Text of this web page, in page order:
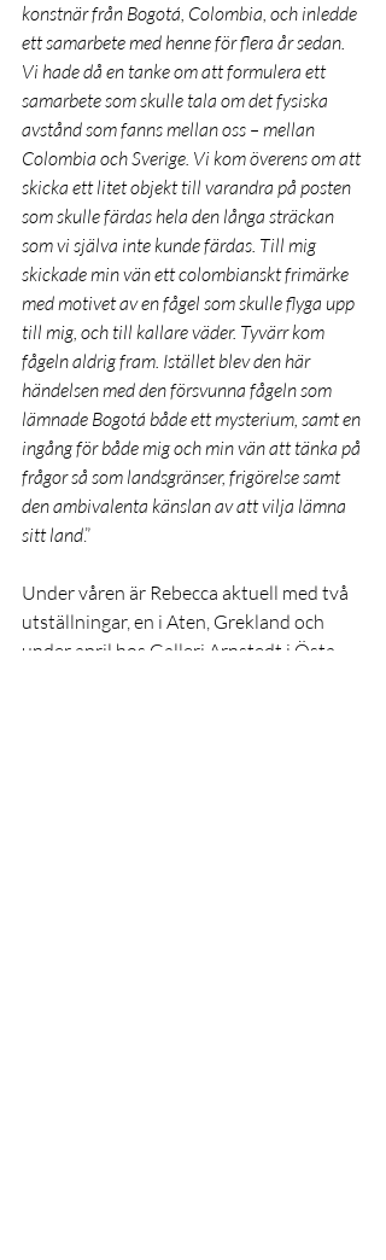
konstnär från Bogotá, Colombia, och inledde
ett samarbete med henne för flera år sedan.
Vi hade då en tanke om att formulera ett
samarbete som skulle tala om det fysiska
avstånd som fanns mellan oss – mellan
Colombia och Sverige. Vi kom överens om att
skicka ett litet objekt till varandra på posten
som skulle färdas hela den långa sträckan
som vi själva inte kunde färdas. Till mig
skickade min vän ett colombianskt frimärke
med motivet av en fågel som skulle flyga upp
till mig, och till kallare väder. Tyvärr kom
fågeln aldrig fram. Istället blev den här
händelsen med den försvunna fågeln som
lämnade Bogotá både ett mysterium, samt en
ingång för både mig och min vän att tänka på
frågor så som landsgränser, frigörelse samt
den ambivalenta känslan av att vilja lämna
sitt land.”
Under våren är Rebecca aktuell med två
utställningar, en i Aten, Grekland och
under april hos Galleri Arnstedt i Östa